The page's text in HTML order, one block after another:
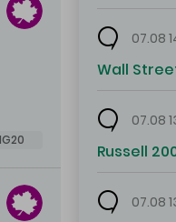
07.08
Wall
07.08
Russell
07.08